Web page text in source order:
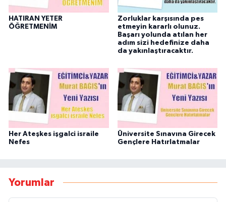
HATIRAN YETER
ÖĞRETMENİM
Zorluklar karşısında pes
etmeyin kararlı olunuz.
Başarı yolunda atılan her
adım sizi hedefinize daha
da yakınlaştıracaktır.
Her Ateşkes işgalci israile
Nefes
Üniversite Sınavına Girecek
Gençlere Hatırlatmalar
Yorumlar